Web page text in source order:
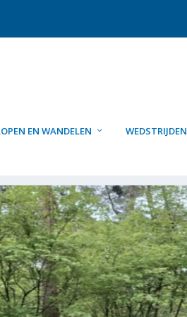
EN WANDELEN WEDSTRIJDEN